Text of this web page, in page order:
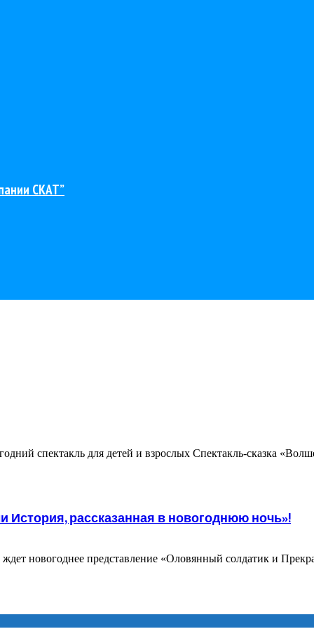
СКАТ”
спектакль для детей и взрослых Спектакль-сказка
рассказанная в новогоднюю ночь»!
новогоднее представление «Оловянный солдатик и